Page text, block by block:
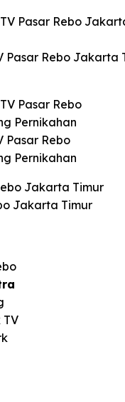
Pasar Rebo
Pasar Rebo
Pernikahan
Jakarta Timur
TV